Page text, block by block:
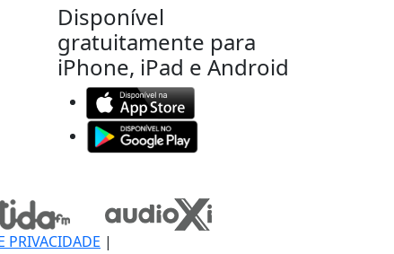
Disponível
gratuitamente para
iPhone, iPad e Android
PRIVACIDADE |